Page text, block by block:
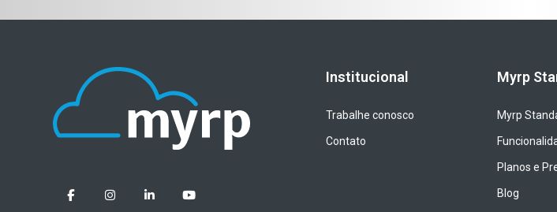
Institucional
Trabalhe conosco
Contato
Myrp
Myrp
Planos e
Blog